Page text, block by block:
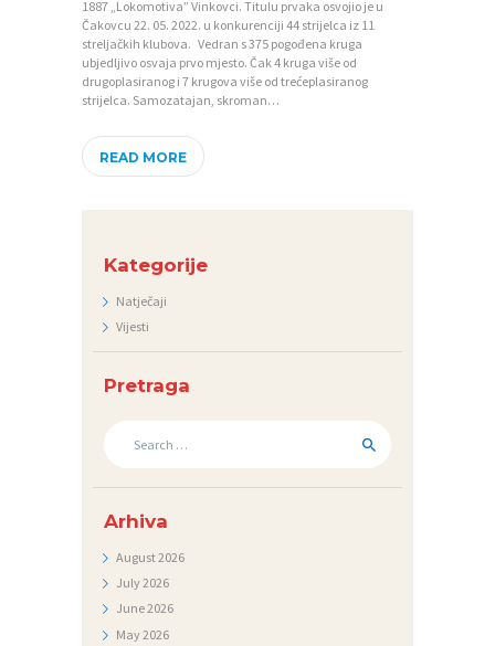
1887 „Lokomotiva” Vinkovci. Titulu prvaka osvojio je u
Čakovcu 22. 05. 2022. u konkurenciji 44 strijelca iz 11
streljačkih klubova. Vedran s 375 pogođena kruga
ubjedljivo osvaja prvo mjesto. Čak 4 kruga više od
drugoplasiranog i 7 krugova više od trećeplasiranog
strijelca. Samozatajan, skroman…
READ MORE
Kategorije
Natječaji
Vijesti
Pretraga
Arhiva
August2026
July2026
June2026
May2026